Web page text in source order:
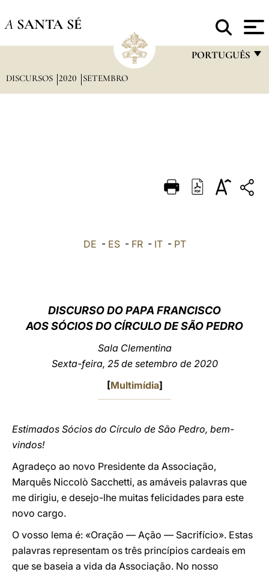
A SANTA SÉ
PORTUGUÊS
DEUTSCH
DISCURSOS 2020 SETEMBRO
DE - ES- FR- IT- PT
DISCURSO DO PAPA FRANCISCO
AOS SÓCIOS DO CÍRCULO DE SÃO PEDRO
Sala Clementina
Sexta-feira, 25 de setembro de 2020
[Multimídia]
Estimados Sócios do Círculo de São Pedro, bem-
vindos!
Agradeço ao novo Presidente da Associação,
Marquês Niccolò Sacchetti, as amáveis palavras que
me dirigiu, e desejo-lhe muitas felicidades para este
novo cargo.
O vosso lema é: «Oração — Ação — Sacrifício». Estas
palavras representam os três princípios cardeais em
que se baseia a vida da Associação. No nosso